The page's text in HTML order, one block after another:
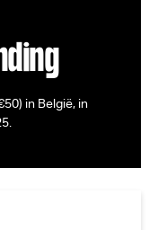
in België, in